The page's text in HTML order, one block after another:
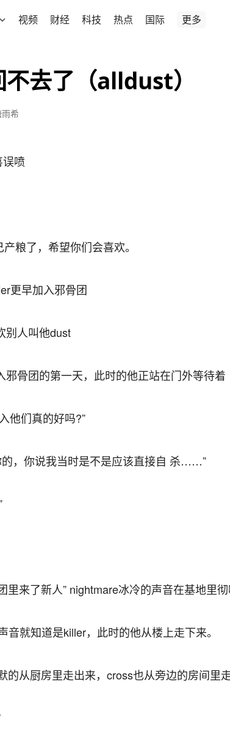
视频 财经 科技 热点 国际 更多
去了（alldust）
希
喷
粮了，希望你们会喜欢。
更早加入邪骨团
别人叫他dust
邪骨团的第一天，此时的他正站在门外等待着
他们真的好吗?”
，你说我当时是不是应该直接自 杀……”
里来了新人” nightmare冰冷的声音在基地里彻
音就知道是killer，此时的他从楼上走下来。
从厨房里走出来，cross也从旁边的房间里